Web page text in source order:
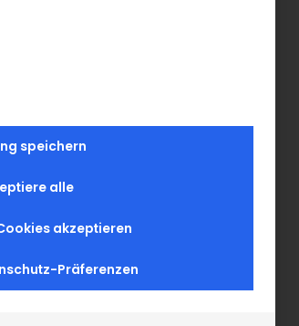
speichern
alle
akzeptieren
Präferenzen